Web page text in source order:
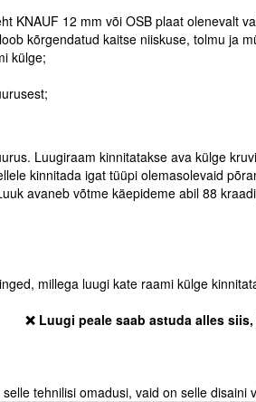
KNAUF 12 mm või OSB plaat olenevalt
kõrgendatud kaitse niiskuse, tolmu ja
külge;
Luugiraam kinnitatakse ava külge
kinnitada igat tüüpi olemasolevaid
avaneb võtme käepideme abil 88
millega luugi kate raami külge
❌ Luugi peale saab astuda alles
tehnilisi omadusi, vaid on selle